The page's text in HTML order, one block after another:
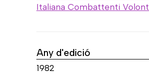
Italiana Combattenti
Any d'edició
1982